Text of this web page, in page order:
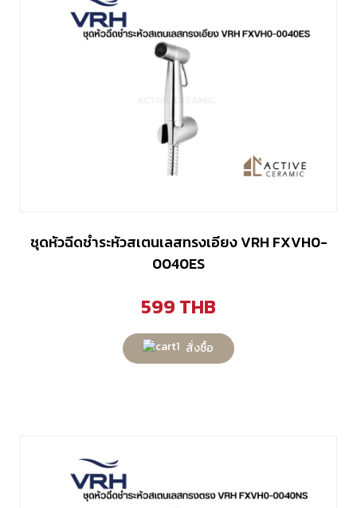
ชุดหัวฉีดชำระหัวสเตนเลสทรงเอียง VRH FXVH0-
0040ES
599 THB
สั่งซื้อ